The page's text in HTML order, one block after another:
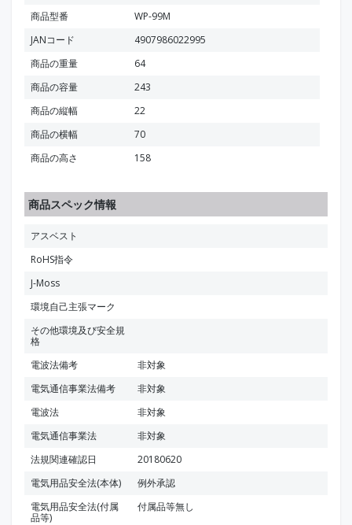
商品型番
WP-99M
JANコード
4907986022995
商品の重量
64
商品の容量
243
商品の縦幅
22
商品の横幅
70
商品の高さ
158
商品スペック情報
アスベスト
RoHS指令
J-Moss
環境自己主張マーク
その他環境及び安全規
格
電波法備考
非対象
電気通信事業法備考
非対象
電波法
非対象
電気通信事業法
非対象
法規関連確認日
20180620
電気用品安全法(本体)
例外承認
電気用品安全法(付属
品等)
付属品等無し